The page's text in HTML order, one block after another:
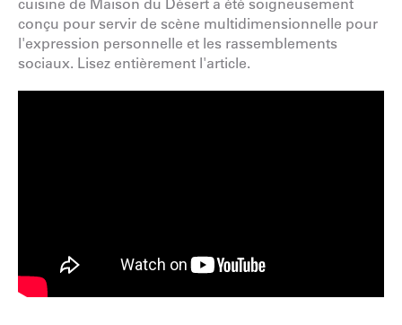
cuisine de Maison du Désert a été soigneusement
conçu pour servir de scène multidimensionnelle pour
l'expression personnelle et les rassemblements
sociaux. Lisez entièrement l'article.